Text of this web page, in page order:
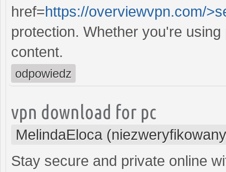
href=https://overviewvpn.com/
protection. Whether you're
content.
odpowiedz
vpn download for pc
MelindaEloca
Stay secure and private online